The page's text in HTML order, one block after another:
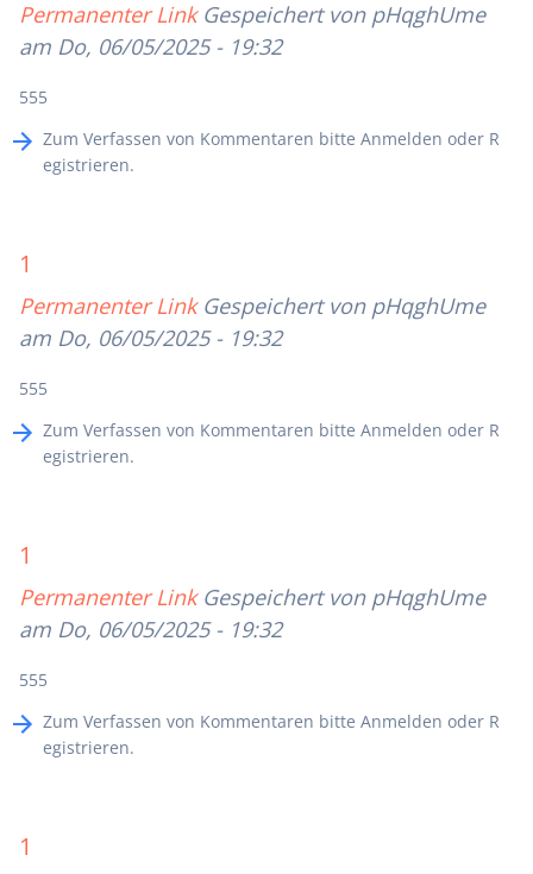
Permanenter Link Gespeichert von pHqghUme
am Do, 06/05/2025 - 19:32
555
Zum Verfassen von Kommentaren bitte Anmelden oder R
egistrieren.
1
Permanenter Link Gespeichert von pHqghUme
am Do, 06/05/2025 - 19:32
555
Zum Verfassen von Kommentaren bitte Anmelden oder R
egistrieren.
1
Permanenter Link Gespeichert von pHqghUme
am Do, 06/05/2025 - 19:32
555
Zum Verfassen von Kommentaren bitte Anmelden oder R
egistrieren.
1